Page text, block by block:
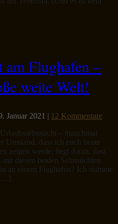
am Flughafen –
weite Welt!
Januar 2021 | 12 Kommentare
– manchmal
Umstand, dass ich euch heute
zeigen werde, liegt daran, dass
diesen beiden Sehnsüchten
an einem Flughafen? Ich stamme
[…]